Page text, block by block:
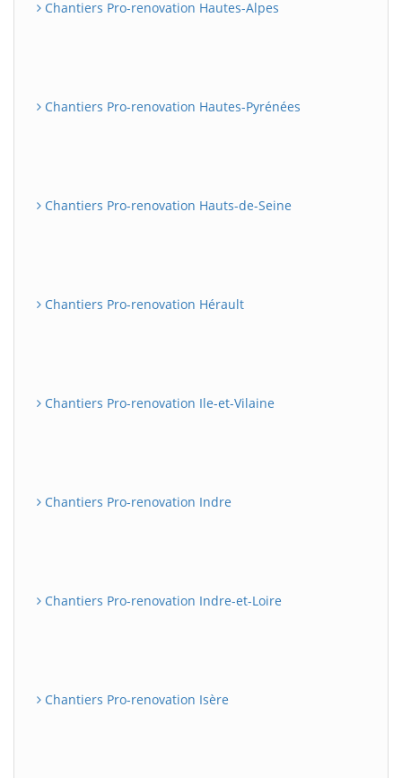
Chantiers Pro-renovation Hautes-Alpes
Chantiers Pro-renovation Hautes-Pyrénées
Chantiers Pro-renovation Hauts-de-Seine
Chantiers Pro-renovation Hérault
Chantiers Pro-renovation Ile-et-Vilaine
Chantiers Pro-renovation Indre
Chantiers Pro-renovation Indre-et-Loire
Chantiers Pro-renovation Isère